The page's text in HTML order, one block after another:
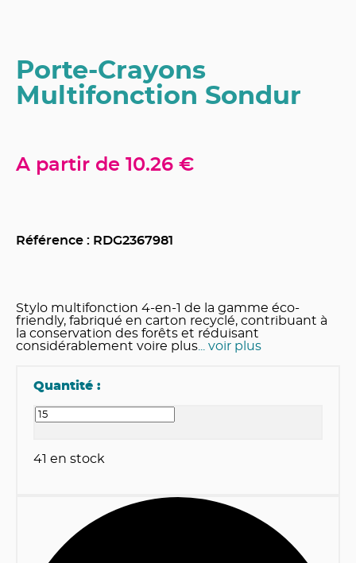
Porte-Crayons
Multifonction Sondur
A partir de 10.26 €
Référence : RDG2367981
Stylo multifonction 4-en-1 de la gamme éco-
friendly, fabriqué en carton recyclé, contribuant à
la conservation des forêts et réduisant
considérablement voire plus ... voir plus
Quantité :
41 en stock